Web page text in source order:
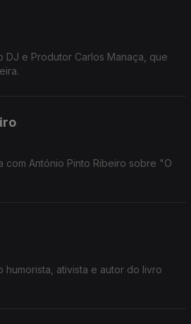
DJ e Produtor Carlos Manaça, que
com António Pinto Ribeiro sobre "O
humorista, ativista e autor do livro